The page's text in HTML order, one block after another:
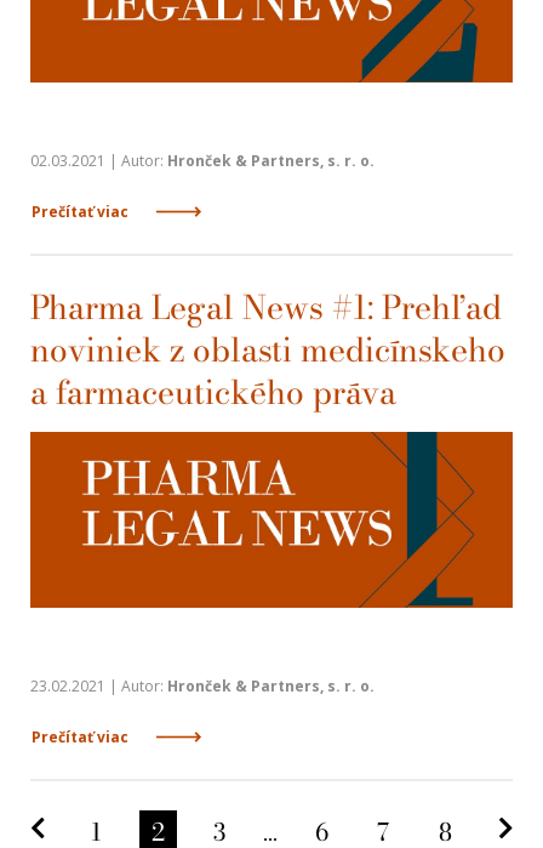
02.03.2021 | Autor: Hronček & Partners, s. r. o.
Prečítať viac
Pharma Legal News #1: Prehľad
noviniek z oblasti medicínskeho
a farmaceutického práva
23.02.2021 | Autor: Hronček & Partners, s. r. o.
Prečítať viac
Predchádzajúca strana
1 2 3 ... 6 7 8